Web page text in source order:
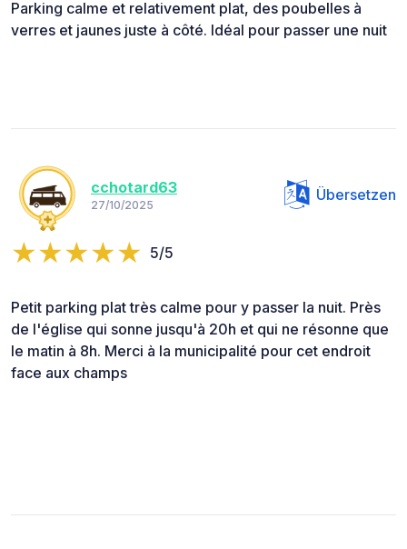
Parking calme et relativement plat, des poubelles à
verres et jaunes juste à côté. Idéal pour passer une nuit
cchotard63
27/10/2025
Übersetzen
5/5
Petit parking plat très calme pour y passer la nuit. Près
de l'église qui sonne jusqu'à 20h et qui ne résonne que
le matin à 8h. Merci à la municipalité pour cet endroit
face aux champs